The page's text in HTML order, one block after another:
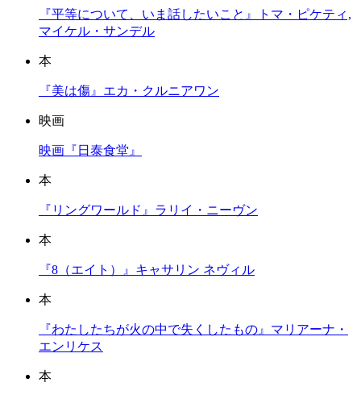
『平等について、いま話したいこと』トマ・ピケティ,
マイケル・サンデル
本
『美は傷』エカ・クルニアワン
映画
映画『日泰食堂』
本
『リングワールド』ラリイ・ニーヴン
本
『8（エイト）』キャサリン ネヴィル
本
『わたしたちが火の中で失くしたもの』マリアーナ・
エンリケス
本